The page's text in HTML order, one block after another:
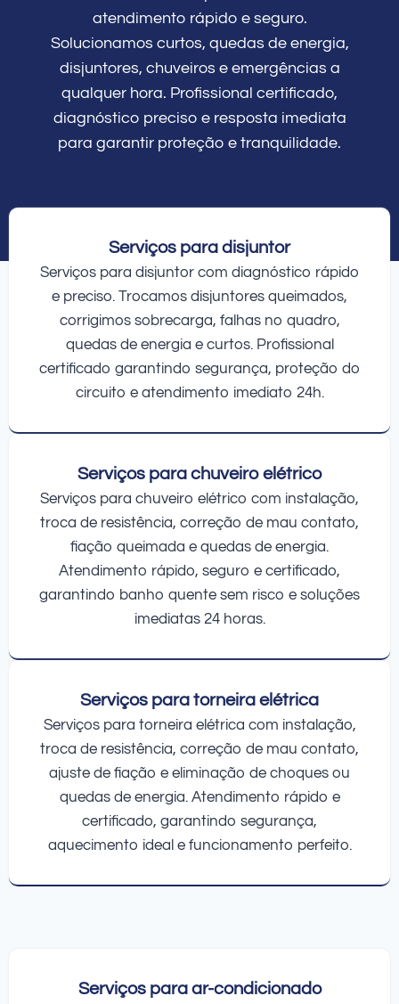
atendimento rápido e seguro.
Solucionamos curtos, quedas de energia,
disjuntores, chuveiros e emergências a
qualquer hora. Profissional certificado,
diagnóstico preciso e resposta imediata
para garantir proteção e tranquilidade.
Serviços para disjuntor
Serviços para disjuntor com diagnóstico rápido
e preciso. Trocamos disjuntores queimados,
corrigimos sobrecarga, falhas no quadro,
quedas de energia e curtos. Profissional
certificado garantindo segurança, proteção do
circuito e atendimento imediato 24h.
Serviços para chuveiro elétrico
Serviços para chuveiro elétrico com instalação,
troca de resistência, correção de mau contato,
fiação queimada e quedas de energia.
Atendimento rápido, seguro e certificado,
garantindo banho quente sem risco e soluções
imediatas 24 horas.
Serviços para torneira elétrica
Serviços para torneira elétrica com instalação,
troca de resistência, correção de mau contato,
ajuste de fiação e eliminação de choques ou
quedas de energia. Atendimento rápido e
certificado, garantindo segurança,
aquecimento ideal e funcionamento perfeito.
Serviços para ar-condicionado